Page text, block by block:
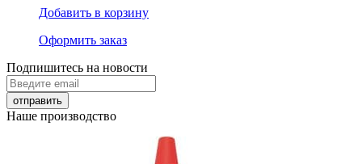
Добавить в корзину
Оформить заказ
Подпишитесь на новости
Наше производство